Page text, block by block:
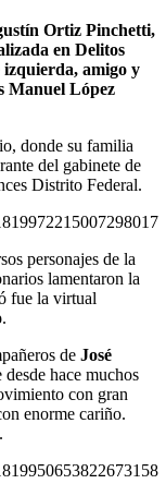
Ortiz Pinchetti,
en Delitos
izquierda, amigo y
Manuel López
donde su familia
del gabinete de
Distrito Federal.
personajes de la
lamentaron la
fue la virtual
.
de José
hace muchos
con gran
enorme cariño.